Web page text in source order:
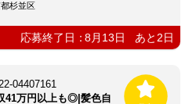
杉並区
応募終了日：8月13日 あと 2日
04407161
41万円以上も◎|髪色自